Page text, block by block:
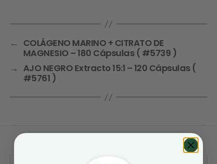
← COLÁGENO MARINO + CITRATO DE
MAGNESIO – 180 Cápsulas ( #5739 )
→ AJO NEGRO Extracto 15:1 – 120 Cápsulas (
#5761 )